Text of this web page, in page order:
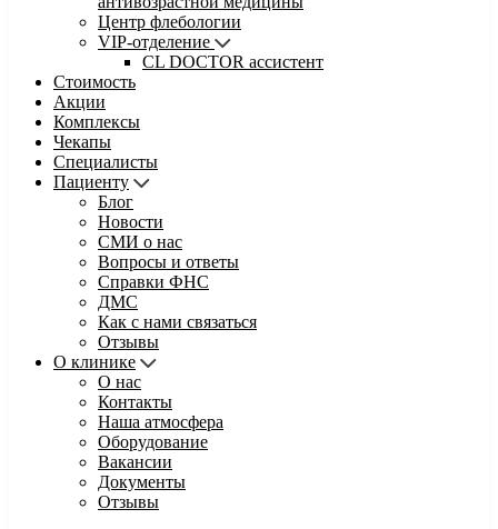
Центр флебологии
VIP-отделение
CL DOCTOR ассистент
Стоимость
Акции
Комплексы
Чекапы
Специалисты
Пациенту
Блог
Новости
СМИ о нас
Вопросы и ответы
Справки ФНС
ДМС
Как с нами связаться
Отзывы
О клинике
О нас
Контакты
Наша атмосфера
Оборудование
Вакансии
Документы
Отзывы